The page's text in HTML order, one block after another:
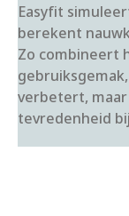
Easyfit
berekent
Zo combineert
verbetert,
tevredenheid